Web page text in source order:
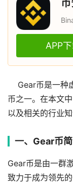
APP
Gear币是一种
币之一。在本文
以及相关的行业知
一、Gear币
Gear币是由一群
致力于成为领先